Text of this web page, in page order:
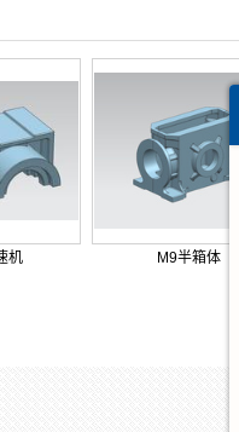
机 M9半箱体